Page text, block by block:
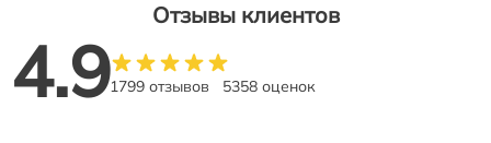
Отзывы клиентов
4.91799 отзывов 5358 оценок